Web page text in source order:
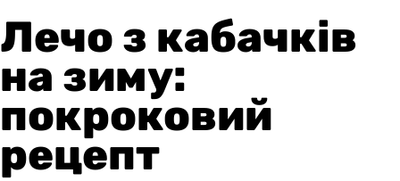
Лечо з кабачків
на зиму:
покроковий
рецепт